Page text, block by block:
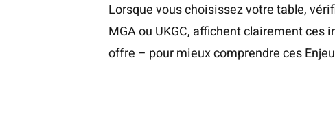
Lorsque vous choisissez votre table,
MGA ou UKGC, affichent clairement
offre – pour mieux comprendre ces